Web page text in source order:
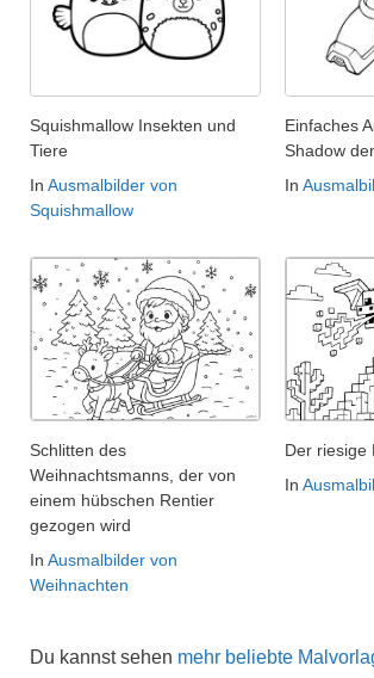
Squishmallow Insekten und
Tiere
In Ausmalbilder von
Squishmallow
Einfaches
Shadow
In
Schlitten des
Weihnachtsmanns, der von
einem hübschen Rentier
gezogen wird
In Ausmalbilder von
Weihnachten
Der riesige
In
Du kannst sehen mehr beliebte